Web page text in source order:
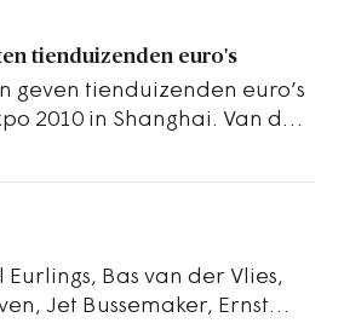
tienduizenden euro's
geven tienduizenden euro’s
2010 in Shanghai. Van de
het meest uit…
Bas van der Vlies,
Jet Bussemaker, Ernst